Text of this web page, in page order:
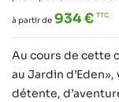
à partir de 934 €
Au cours de cette
au Jardin
détente,